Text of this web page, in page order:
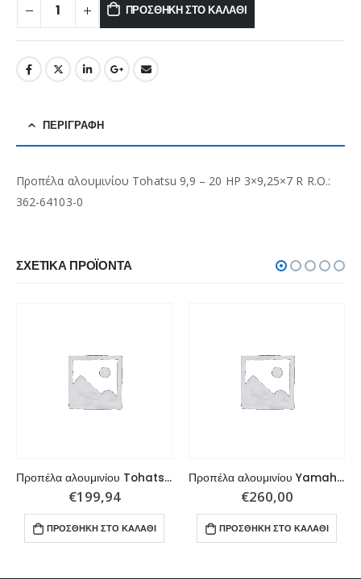
ΠΡΟΣΘΉΚΗ ΣΤΟ ΚΑΛΆΘΙ
ΠΕΡΙΓΡΑΦΉ
Προπέλα αλουμινίου Tohatsu 9,9 – 20 HP 3×9,25×7 R R.O.:
362-64103-0
ΣΧΕΤΙΚΆ ΠΡΟΪΌΝΤΑ
Προπέλα αλουμινίου Tohatsu 35 – 55 HP 3×11,1×13 R
€199,94
ΠΡΟΣΘΉΚΗ ΣΤΟ ΚΑΛΆΘΙ
Προπέλα αλουμινίου Yamaha, Tohatsu 60 – 130 HP 4×12,5×19 R
€260,00
ΠΡΟΣΘΉΚΗ ΣΤΟ ΚΑΛΆΘΙ